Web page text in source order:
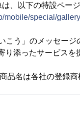
、以下の特設ページ
mobile/special/
う」のメッセー
添ったサービスを
品名は各社の登録商